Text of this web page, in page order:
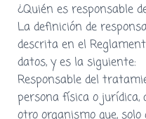
¿Quién es responsable
La definición de
descrita en el
datos, y es la siguiente:
Responsable del
persona física o jurídica,
otro organismo que,